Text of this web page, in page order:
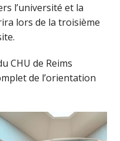
l’université et la
lors de la troisième
CHU de Reims
de l’orientation